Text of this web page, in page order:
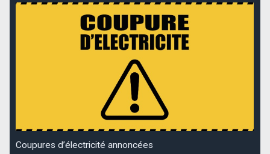
Coupures d’électricité annoncées